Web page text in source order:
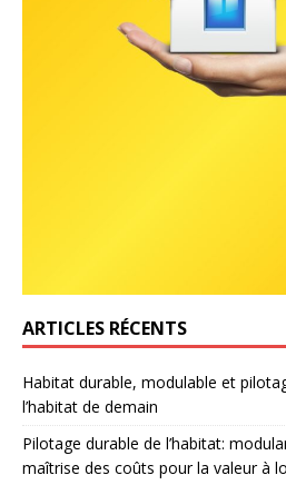
ARTICLES RÉCENTS
Habitat durable, modulable et
l’habitat de demain
Pilotage durable de l’habitat:
maîtrise des coûts pour la valeur à